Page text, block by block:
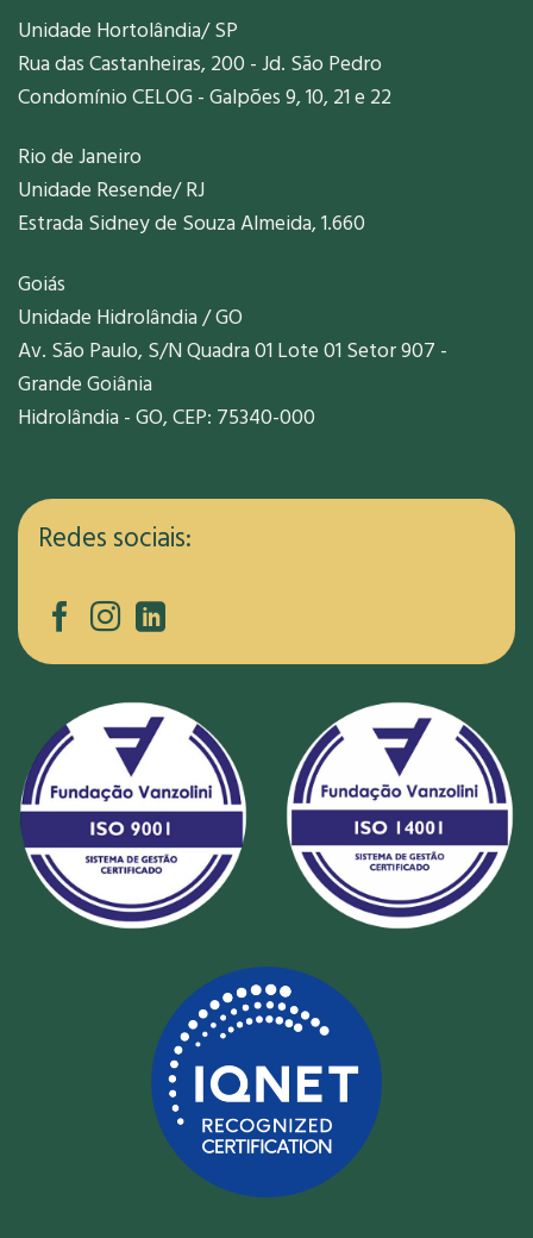
Unidade Hortolândia/ SP
Rua das Castanheiras, 200 - Jd. São Pedro
Condomínio CELOG - Galpões 9, 10, 21 e 22
Rio de Janeiro
Unidade Resende/ RJ
Estrada Sidney de Souza Almeida, 1.660
Goiás
Unidade Hidrolândia / GO
Av. São Paulo, S/N Quadra 01 Lote 01 Setor 907 -
Grande Goiânia
Hidrolândia - GO, CEP: 75340-000
Redes sociais: